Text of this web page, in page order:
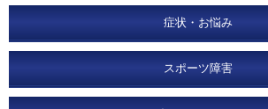
症状・お悩み
スポーツ障害